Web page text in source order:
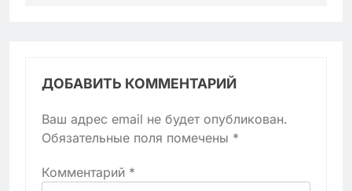
ДОБАВИТЬ КОММЕНТАРИЙ
Ваш адрес email не будет опубликован.
Обязательные поля помечены *
Комментарий *